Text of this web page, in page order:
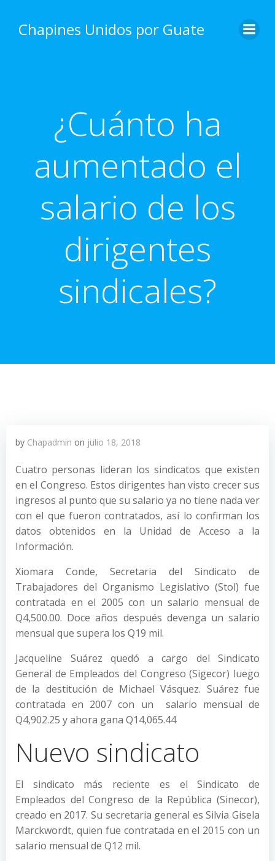
content
Chapines Unidos por Guate
¿Cuánto ha
aumentado el
salario de los
dirigentes
sindicales?
by Chapadmin on julio 18, 2018
Cuatro personas lideran los sindicatos que existen
en el Congreso. Estos dirigentes han visto crecer sus
ingresos al punto que su salario ya no tiene nada ver
con el que fueron contratados, así lo confirman los
datos obtenidos en la Unidad de Acceso a la
Información.
Xiomara Conde, Secretaria del Sindicato de
Trabajadores del Organismo Legislativo (Stol) fue
contratada en el 2005 con un salario mensual de
Q4,500.00. Doce años después devenga un salario
mensual que supera los Q19 mil.
Jacqueline Suárez quedó a cargo del Sindicato
General de Empleados del Congreso (Sigecor) luego
de la destitución de Michael Vásquez. Suárez fue
contratada en 2007 con un salario mensual de
Q4,902.25 y ahora gana Q14,065.44
Nuevo sindicato
El sindicato más reciente es el Sindicato de
Empleados del Congreso de la República (Sinecor),
creado en 2017. Su secretaria general es Silvia Gisela
Marckwordt, quien fue contratada en el 2015 con un
salario mensual de Q12 mil.